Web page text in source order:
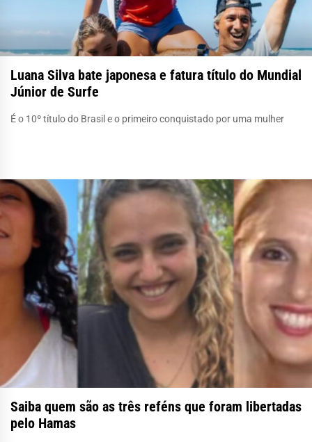
Luana Silva bate japonesa e fatura título do Mundial
Júnior de Surfe
É o 10º título do Brasil e o primeiro conquistado por uma mulher
Saiba quem são as três reféns que foram libertadas
pelo Hamas